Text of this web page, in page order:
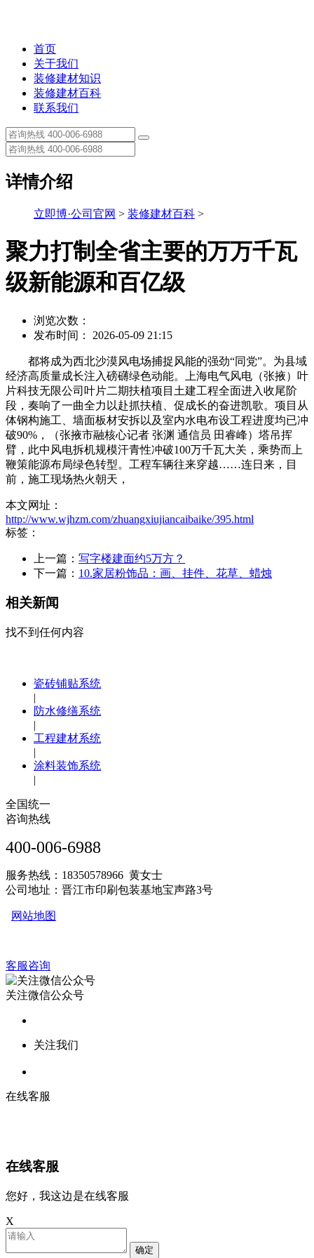
首页
关于我们
装修建材知识
装修建材百科
联系我们
详情介绍
立即博·公司官网 > 装修建材百科 >
聚力打制全省主要的万万千瓦
级新能源和百亿级
浏览次数：
发布时间： 2026-05-09 21:15
都将成为西北沙漠风电场捕捉风能的强劲“同党”。为县域
经济高质量成长注入磅礴绿色动能。上海电气风电（张掖）叶
片科技无限公司叶片二期扶植项目土建工程全面进入收尾阶
段，奏响了一曲全力以赴抓扶植、促成长的奋进凯歌。项目从
体钢构施工、墙面板材安拆以及室内水电布设工程进度均已冲
破90%，（张掖市融核心记者 张渊 通信员 田睿峰）塔吊挥
臂，此中风电拆机规模汗青性冲破100万千瓦大关，乘势而上
鞭策能源布局绿色转型。工程车辆往来穿越……连日来，目
前，施工现场热火朝天，
本文网址：
http://www.wjhzm.com/zhuangxiujiancaibaike/395.html
标签：
上一篇： 写字楼建面约5万方？
下一篇： 10.家居粉饰品：画、挂件、花草、蜡烛
相关新闻
找不到任何内容
瓷砖铺贴系统
|
防水修缮系统
|
工程建材系统
|
涂料装饰系统
|
全国统一
咨询热线
400-006-6988
服务热线：18350578966 黄女士
公司地址：晋江市印刷包装基地宝声路3号
网站地图
客服咨询
关注微信公众号
关注我们
在线客服
在线客服
您好，我这边是在线客服
X
确定